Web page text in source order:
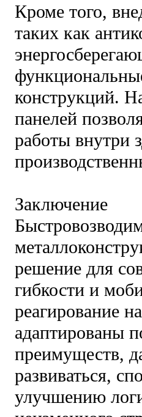
Кроме того,
таких как
конструкций.
панелей
работы внутри
Заключение
решение для
гибкости и
реагирование
адаптированы
преимуществ,
развиваться,
улучшению